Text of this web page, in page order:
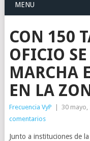
MENU
CON 150
OFICIO
MARCHA
EN LA
Frecuencia VyP 30 mayo,
comentarios
Junto a instituciones de